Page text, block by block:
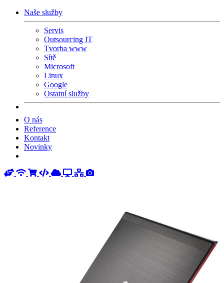
Naše služby
Servis
Outsourcing IT
Tvorba www
Sítě
Microsoft
Linux
Google
Ostatní služby
O nás
Reference
Kontakt
Novinky